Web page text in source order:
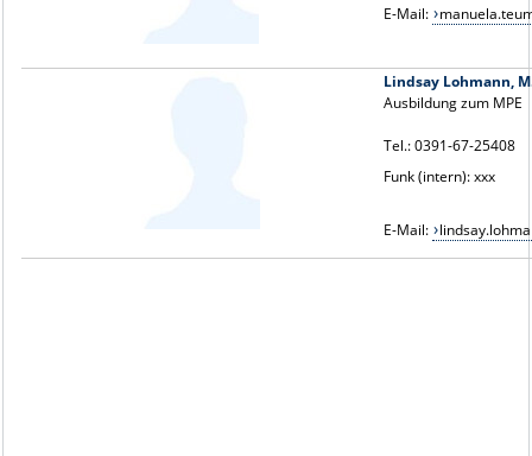
E-Mail:
Lindsay Lohmann,
Ausbildung zum MPE
Tel.: 0391-67-25408
Funk (intern): xxx
E-Mail: